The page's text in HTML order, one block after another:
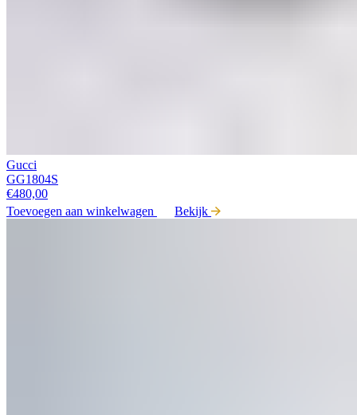
Gucci
GG1804S
€480,00
Toevoegen aan winkelwagen
Bekijk